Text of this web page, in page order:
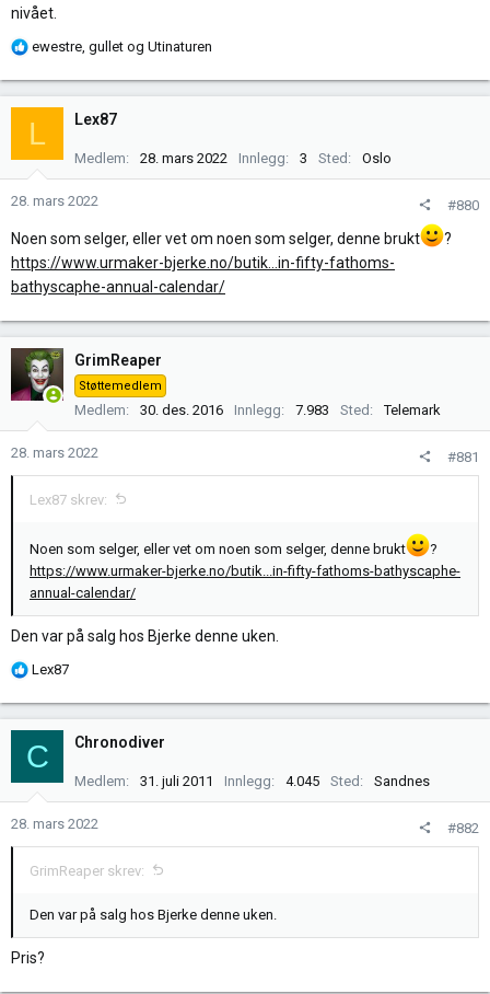
nivået.
R
k
n
r
:
ewestre, gullet og Utinaturen
L Lex87
Medlem 28. mars 2022 Innlegg 3 Sted Oslo
28. mars 2022 #880
Noen som selger, eller vet om noen som selger, denne brukt
?
https://www.urmaker-bjerke.no/butik...in-fifty-fathoms-
bathyscaphe-annual-calendar/
GrimReaper
Støttemedlem
Medlem 30. des. 2016 Innlegg 7.983 Sted Telemark
28. mars 2022 #881
Lex87 skrev:
Noen som selger, eller vet om noen som selger, denne brukt
?
https://www.urmaker-bjerke.no/butik...in-fifty-fathoms-bathyscaphe-
annual-calendar/
Den var på salg hos Bjerke denne uken.
R
k
s
n
e
r
Lex87
C Chronodiver
Medlem 31. juli 2011 Innlegg 4.045 Sted Sandnes
28. mars 2022 #882
GrimReaper skrev:
Den var på salg hos Bjerke denne uken.
Pris?